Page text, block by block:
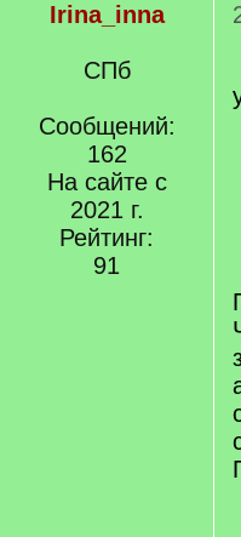
Irina_inna
СПб
Сообщений:
162
На сайте с
2021 г.
Рейтинг:
91